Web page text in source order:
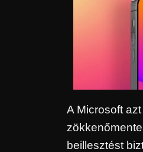
A Microsoft
beillesztést